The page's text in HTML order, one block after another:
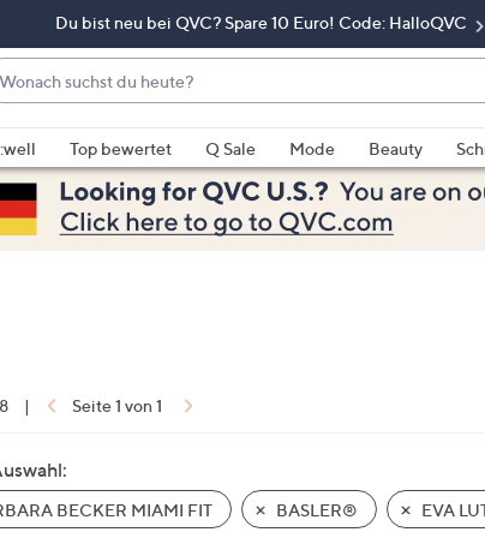
Du bist neu bei QVC? Spare 10 Euro! Code: HalloQVC
Top bewertet Q Sale Mode Beauty
| Seite 1 von 1
BECKER MIAMI FIT BASLER® EVA